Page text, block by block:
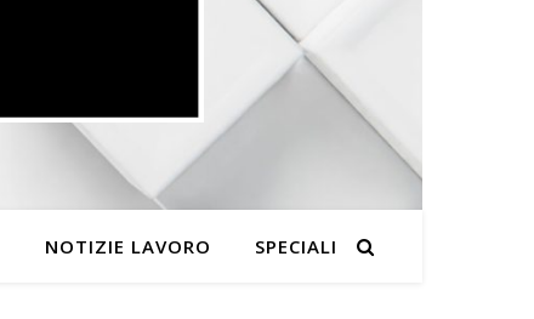
NOTIZIE LAVORO SPECIALI